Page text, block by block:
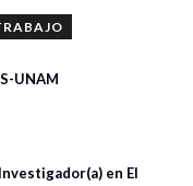
UNAM
en El